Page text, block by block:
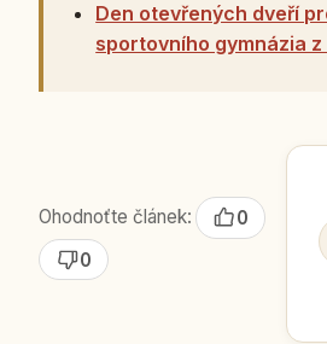
Den otevřených dveří
sportovního gymnázia z
Ohodnoťte článek:
0
0